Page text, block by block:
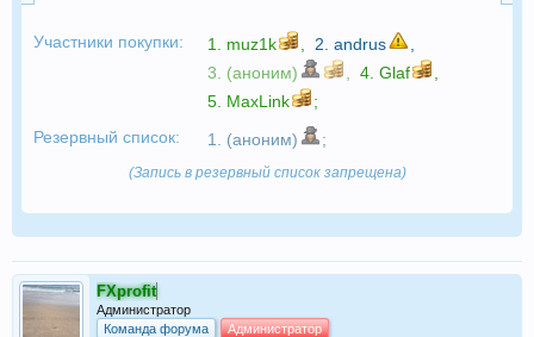
Участники покупки: 1. muz1k 2. andrus
3. (аноним)
4. Glaf
5. MaxLink
;
Резервный список:
1. (аноним) ;
(Запись в резервный список запрещена)
FXprofit
Администратор
Команда форума
Администратор